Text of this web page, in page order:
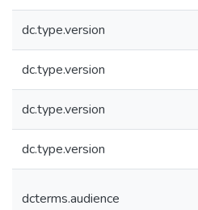
dc.type.version
dc.type.version
dc.type.version
dc.type.version
dcterms.audience